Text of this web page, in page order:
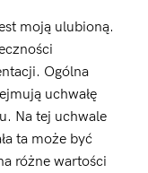
moją ulubioną.
Ogólna
uchwałę
Na tej uchwale
ta może być
różne wartości